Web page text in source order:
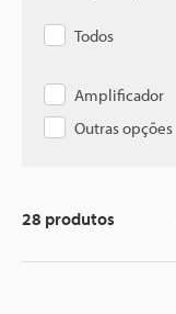
Todos
Amplificador
Outras opções
28 produtos